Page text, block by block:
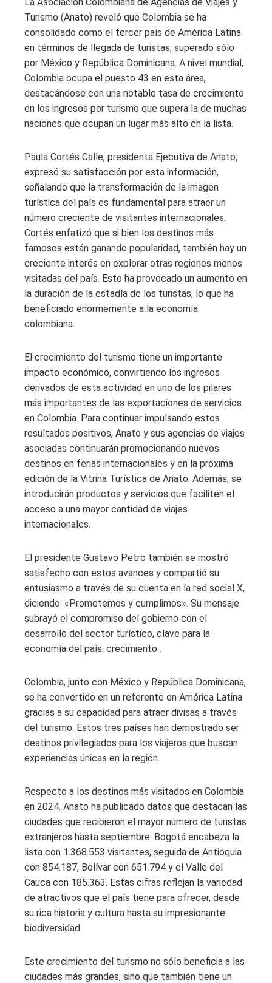
La Asociación Colombiana de Agencias de Viajes y
Turismo (Anato) reveló que Colombia se ha
consolidado como el tercer país de América Latina
en términos de llegada de turistas, superado sólo
por México y República Dominicana. A nivel mundial,
Colombia ocupa el puesto 43 en esta área,
destacándose con una notable tasa de crecimiento
en los ingresos por turismo que supera la de muchas
naciones que ocupan un lugar más alto en la lista.
Paula Cortés Calle, presidenta Ejecutiva de Anato,
expresó su satisfacción por esta información,
señalando que la transformación de la imagen
turística del país es fundamental para atraer un
número creciente de visitantes internacionales.
Cortés enfatizó que si bien los destinos más
famosos están ganando popularidad, también hay un
creciente interés en explorar otras regiones menos
visitadas del país. Esto ha provocado un aumento en
la duración de la estadía de los turistas, lo que ha
beneficiado enormemente a la economía
colombiana.
El crecimiento del turismo tiene un importante
impacto económico, convirtiendo los ingresos
derivados de esta actividad en uno de los pilares
más importantes de las exportaciones de servicios
en Colombia. Para continuar impulsando estos
resultados positivos, Anato y sus agencias de viajes
asociadas continuarán promocionando nuevos
destinos en ferias internacionales y en la próxima
edición de la Vitrina Turística de Anato. Además, se
introducirán productos y servicios que faciliten el
acceso a una mayor cantidad de viajes
internacionales.
El presidente Gustavo Petro también se mostró
satisfecho con estos avances y compartió su
entusiasmo a través de su cuenta en la red social X,
diciendo: «Prometemos y cumplimos». Su mensaje
subrayó el compromiso del gobierno con el
desarrollo del sector turístico, clave para la
economía del país. crecimiento .
Colombia, junto con México y República Dominicana,
se ha convertido en un referente en América Latina
gracias a su capacidad para atraer divisas a través
del turismo. Estos tres países han demostrado ser
destinos privilegiados para los viajeros que buscan
experiencias únicas en la región.
Respecto a los destinos más visitados en Colombia
en 2024. Anato ha publicado datos que destacan las
ciudades que recibieron el mayor número de turistas
extranjeros hasta septiembre. Bogotá encabeza la
lista con 1.368.553 visitantes, seguida de Antioquia
con 854.187, Bolívar con 651.794 y el Valle del
Cauca con 185.363. Estas cifras reflejan la variedad
de atractivos que el país tiene para ofrecer, desde
su rica historia y cultura hasta su impresionante
biodiversidad.
Este crecimiento del turismo no sólo beneficia a las
ciudades más grandes, sino que también tiene un